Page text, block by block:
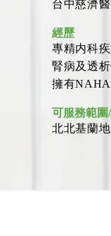
台中慈濟
經歷
專精内科
腎病及透
擁有
可服務範圍
北北基蘭